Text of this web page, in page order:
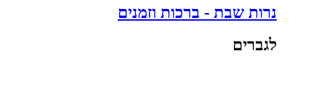
נרות שבת - ברכות וזמנים
לגברים